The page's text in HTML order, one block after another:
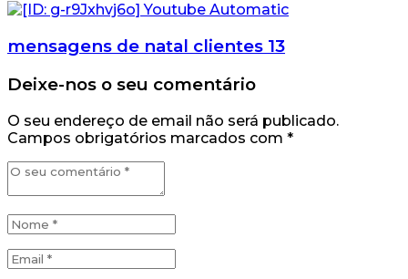
mensagens de natal clientes 13
Deixe-nos o seu comentário
O seu endereço de email não será publicado.
Campos obrigatórios marcados com *